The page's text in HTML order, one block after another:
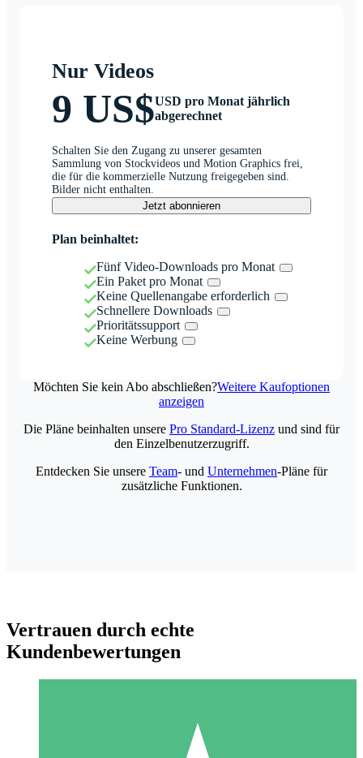
Nur Videos
9 US$USD pro Monat jährlich
abgerechnet
Schalten Sie den Zugang zu unserer gesamten
Sammlung von Stockvideos und Motion Graphics frei,
die für die kommerzielle Nutzung freigegeben sind.
Bilder nicht enthalten.
Jetzt abonnieren
Plan beinhaltet:
Fünf Video-Downloads pro Monat
Ein Paket pro Monat
Keine Quellenangabe erforderlich
Schnellere Downloads
Prioritätssupport
Keine Werbung
Möchten Sie kein Abo abschließen?Weitere Kaufoptionen
anzeigen
Die Pläne beinhalten unsere Pro Standard-Lizenz und sind für
den Einzelbenutzerzugriff.
Entdecken Sie unsere Team- und Unternehmen-Pläne für
zusätzliche Funktionen.
Vertrauen durch echte
Kundenbewertungen